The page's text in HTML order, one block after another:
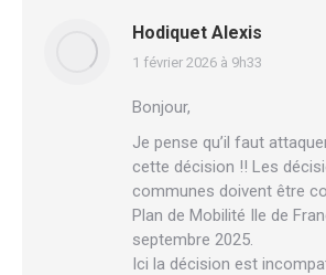
Hodiquet Alexis
dit
1 février 2026 à 9h33
Bonjour,
Je pense qu’il faut
cette décision !! Les
communes doivent être
Plan de Mobilité Ile de
septembre 2025.
Ici la décision est